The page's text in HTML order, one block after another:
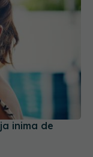
inima de